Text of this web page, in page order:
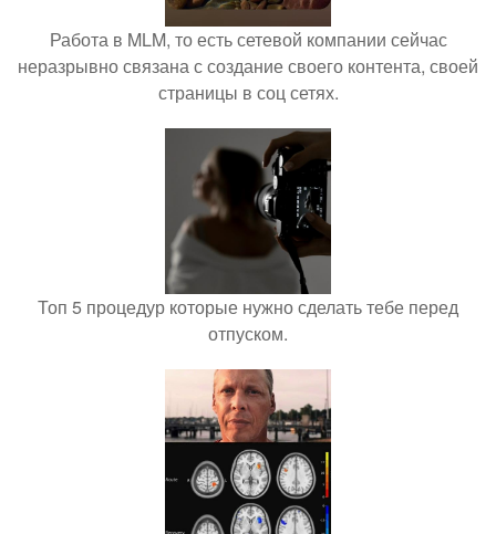
Работа в MLM, то есть сетевой компании сейчас
неразрывно связана с создание своего контента, своей
страницы в соц сетях.
Топ 5 процедур которые нужно сделать тебе перед
отпуском.